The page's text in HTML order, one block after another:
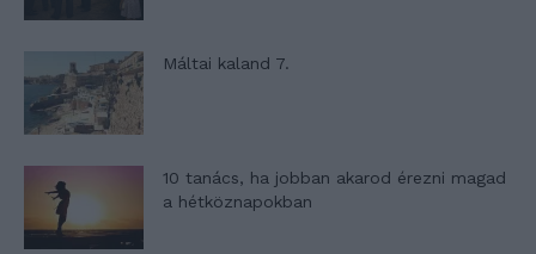
Máltai kaland 7.
10 tanács, ha jobban akarod érezni magad
a hétköznapokban